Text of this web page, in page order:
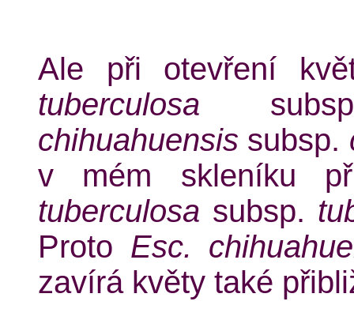
Ale při otevření
tuberculosa
chihuahuensis subsp.
v mém skleníku
tuberculosa subsp.
Proto Esc.
zavírá květy také